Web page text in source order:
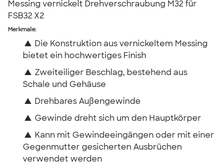
Messing vernickelt Drehverschraubung M32 für
FSB32 X2
Merkmale:
▲ Die Konstruktion aus vernickeltem Messing
bietet ein hochwertiges Finish
▲ Zweiteiliger Beschlag, bestehend aus
Schale und Gehäuse
▲ Drehbares Außengewinde
▲ Gewinde dreht sich um den Hauptkörper
▲ Kann mit Gewindeeingängen oder mit einer
Gegenmutter gesicherten Ausbrüchen
verwendet werden